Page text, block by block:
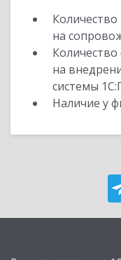
на
на
системы
Наличие у